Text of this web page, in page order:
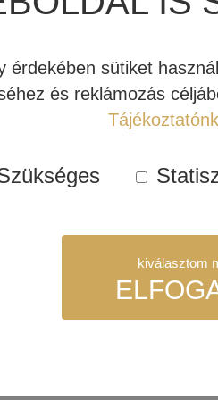
érdekében sütiket
és reklámozás
kiválasztom
szükséges sütik. Ezek nélkül a